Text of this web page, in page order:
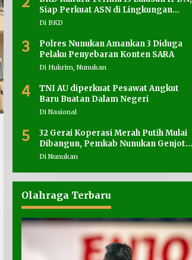
Siap Perkuat ASN di Lingkungan
Pemprov
Di BKD
3
Polres Nunukan Amankan 3 Diduga
Pelaku Penyebaran Konten SARA
Di Hukrim, Nunukan
4
TNI AU diperkuat Pesawat Angkut
Baru Buatan Dalam Negeri
Di Nasional
5
32 Gerai Koperasi Merah Putih Mulai
Dibangun, Pemkab Nunukan Genjot
Penyediaan Lahan
Di Nunukan
Olahraga Terbaru